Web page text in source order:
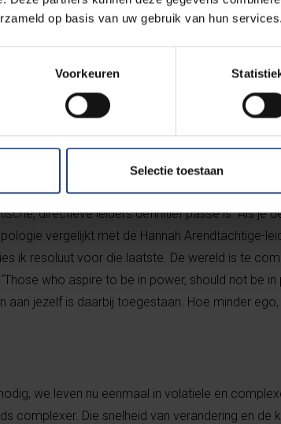
op basis van uw gebruik van hun services.
Voorkeuren
Selectie toestaan
dollar-question. Er zijn rijen boeken over
toont en integer is. Denken in ecosystemen is
omgeving’. Het gaat niet meer over manager
juist niet te etaleren. Zo’n servant
directieve leiders definitief passé is. Als je
vergelijkt met de Hannah Arendtachtige-
ik resoluut voor die laatste. De wereld is te
‘Those who aspire to be in power, should not be
aan jezelf is daarbij toegestaan. Hoe minder ego,
we leven nu eenmaal in volatiele en
complexer. Die snelheid van verandering en de